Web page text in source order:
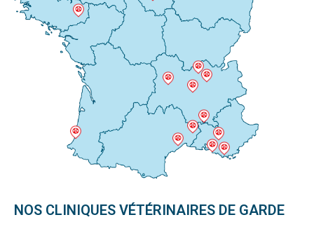
NOS CLINIQUES VÉTÉRINAIRES DE GARDE